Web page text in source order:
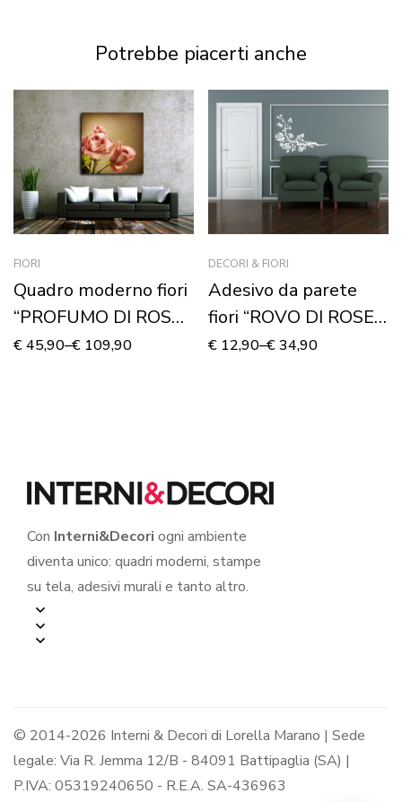
Potrebbe piacerti anche
FIORI
Quadro moderno fiori
“PROFUMO DI ROSE
FRESCHE”
€45,90–€ 109,90
DECORI & FIORI
Adesivo da parete
fiori “ROVO DI ROSE
CON LE SPINE”
€ 12,90–€34,90
Con Interni&Decori ogni ambiente
diventa unico: quadri moderni, stampe
su tela, adesivi murali e tanto altro.
© 2014-2026 Interni & Decori di Lorella Marano | Sede
legale: Via R. Jemma 12/B - 84091 Battipaglia (SA) |
P.IVA: 05319240650 - R.E.A. SA-436963